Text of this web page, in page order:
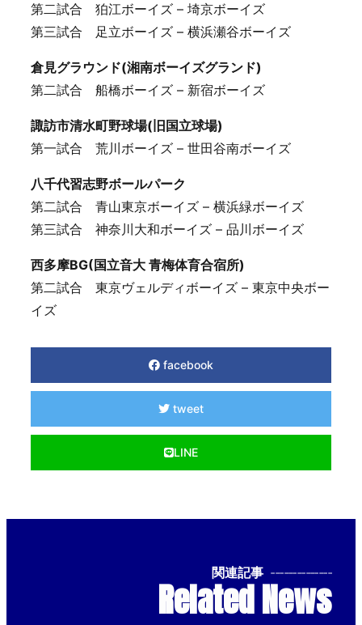
第二試合 狛江ボーイズ – 埼京ボーイズ
第三試合 足立ボーイズ – 横浜瀬谷ボーイズ
倉見グラウンド(湘南ボーイズグランド)
第二試合 船橋ボーイズ – 新宿ボーイズ
諏訪市清水町野球場(旧国立球場)
第一試合 荒川ボーイズ – 世田谷南ボーイズ
八千代習志野ボールパーク
第二試合 青山東京ボーイズ – 横浜緑ボーイズ
第三試合 神奈川大和ボーイズ – 品川ボーイズ
西多摩BG(国立音大 青梅体育合宿所)
第二試合 東京ヴェルディボーイズ – 東京中央ボー
イズ
facebook
tweet
LINE
関連記事 --------------
Related News